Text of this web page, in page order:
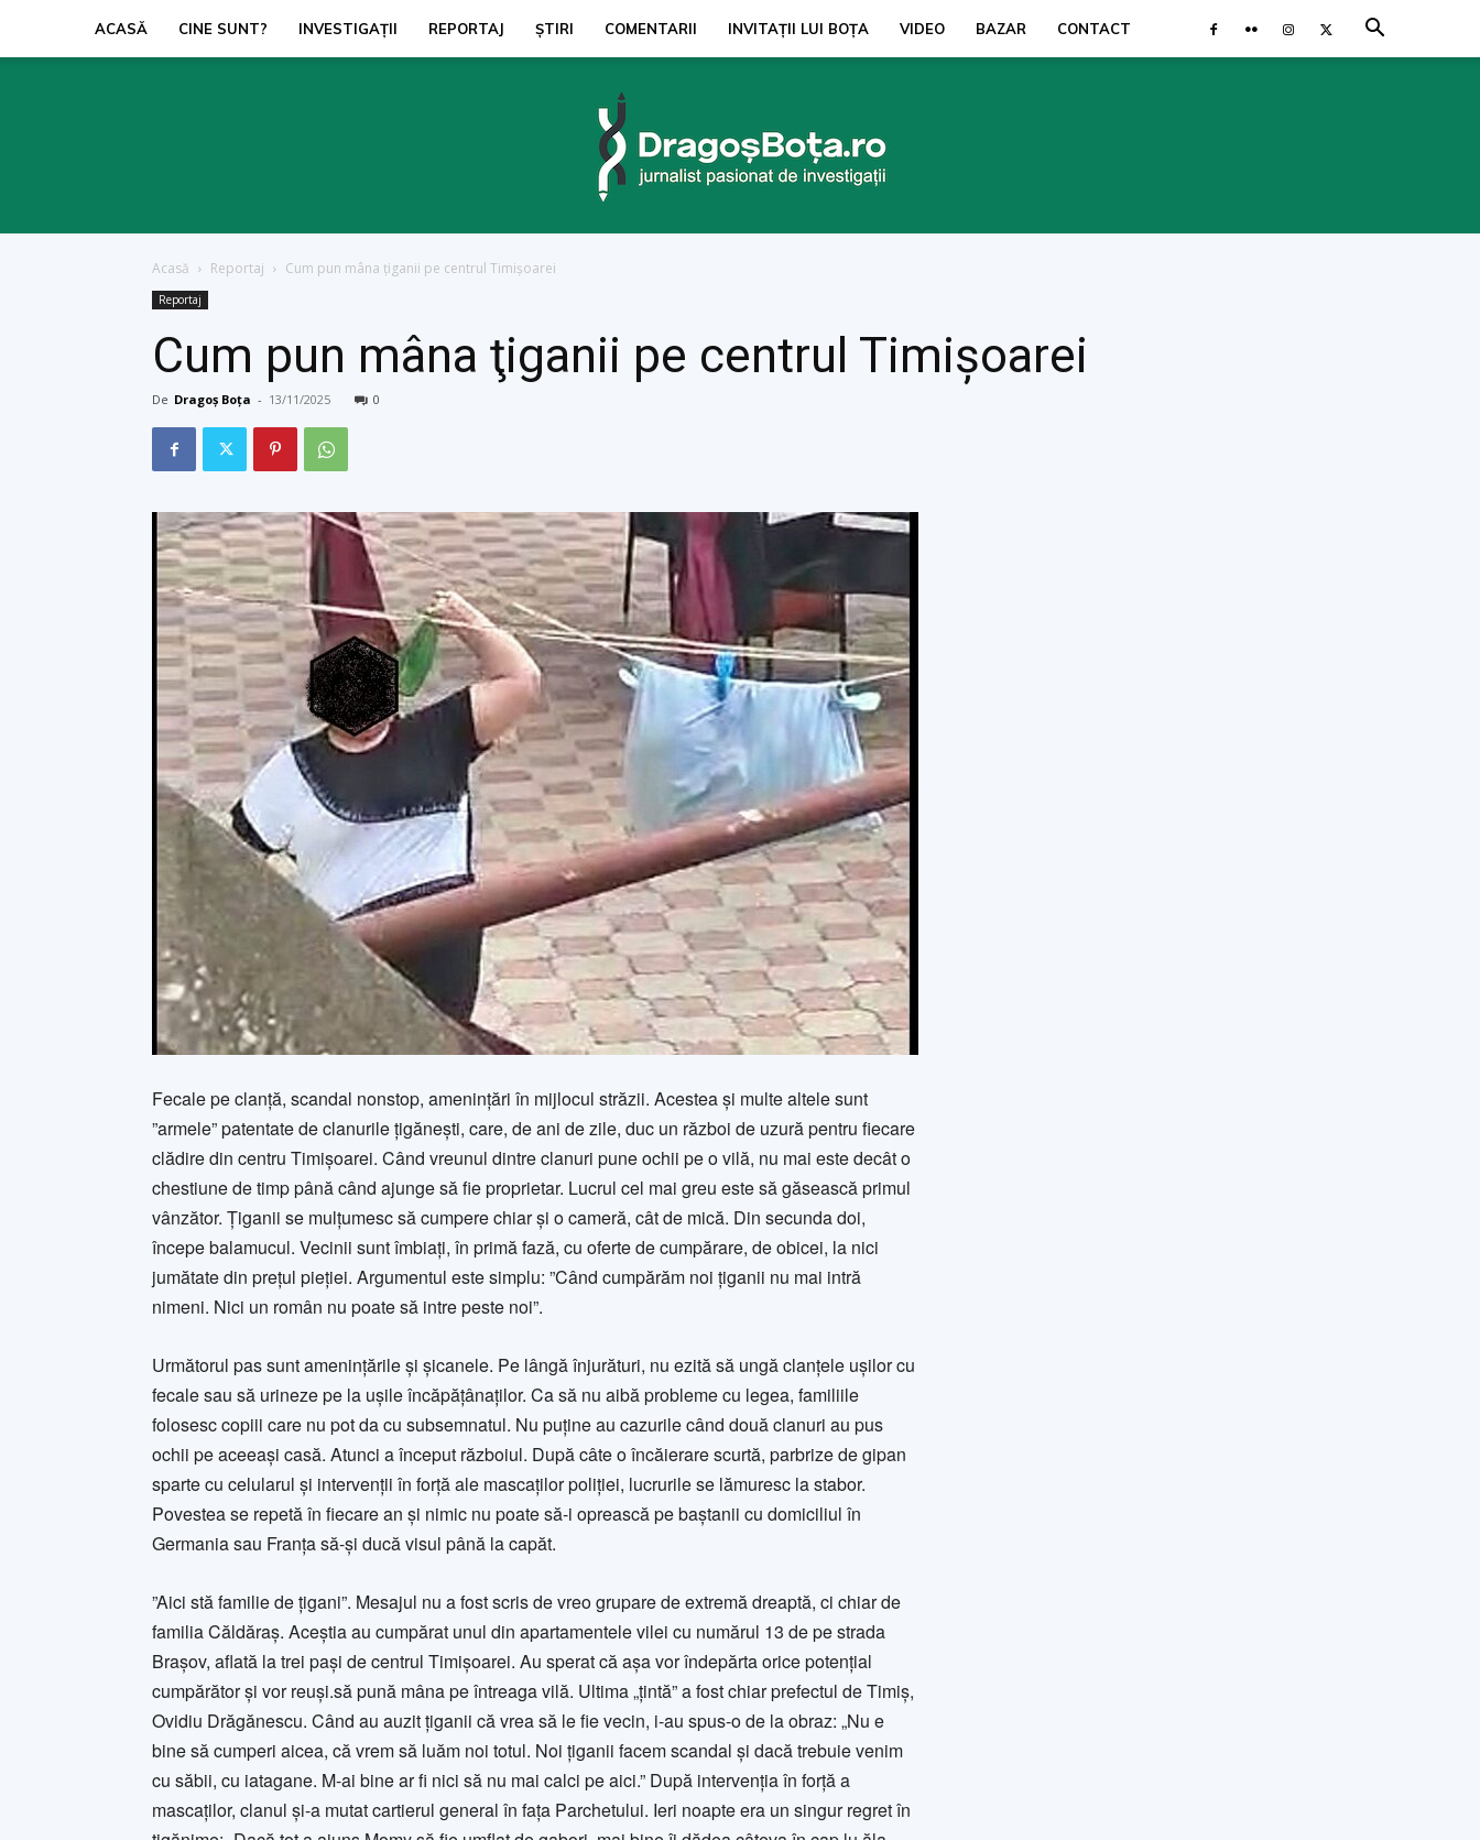
ACASĂ CINE SUNT? INVESTIGAŢII REPORTAJ ŞTIRI COMENTARII INVITAȚII LUI BOŢA VIDEO BAZAR CONTACT
Acasă Reportaj Cum pun mâna ţiganii pe centrul Timişoarei
Reportaj
Cum pun mâna ţiganii pe centrul Timişoarei
De Dragoș Boța - 13/11/2025 0
Fecale pe clanță, scandal nonstop, amenințări în mijlocul străzii. Acestea și multe altele sunt
”armele” patentate de clanurile țigănești, care, de ani de zile, duc un război de uzură pentru fiecare
clădire din centru Timișoarei. Când vreunul dintre clanuri pune ochii pe o vilă, nu mai este decât o
chestiune de timp până când ajunge să fie proprietar. Lucrul cel mai greu este să găsească primul
vânzător. Țiganii se mulțumesc să cumpere chiar și o cameră, cât de mică. Din secunda doi,
începe balamucul. Vecinii sunt îmbiați, în primă fază, cu oferte de cumpărare, de obicei, la nici
jumătate din prețul pieției. Argumentul este simplu: ”Când cumpărăm noi țiganii nu mai intră
nimeni. Nici un român nu poate să intre peste noi”.
Următorul pas sunt amenințările și șicanele. Pe lângă înjurături, nu ezită să ungă clanțele ușilor cu
fecale sau să urineze pe la ușile încăpățânaților. Ca să nu aibă probleme cu legea, familiile
folosesc copiii care nu pot da cu subsemnatul. Nu puține au cazurile când două clanuri au pus
ochii pe aceeași casă. Atunci a început războiul. După câte o încăierare scurtă, parbrize de gipan
sparte cu celularul și intervenții în forță ale mascaților poliției, lucrurile se lămuresc la stabor.
Povestea se repetă în fiecare an și nimic nu poate să-i oprească pe baștanii cu domiciliul în
Germania sau Franța să-și ducă visul până la capăt.
”Aici stă familie de țigani”. Mesajul nu a fost scris de vreo grupare de extremă dreaptă, ci chiar de
familia Căldăraş. Aceştia au cumpărat unul din apartamentele vilei cu numărul 13 de pe strada
Braşov, aflată la trei paşi de centrul Timişoarei. Au sperat că aşa vor îndepărta orice potenţial
cumpărător şi vor reuşi.să pună mâna pe întreaga vilă. Ultima „ţintă” a fost chiar prefectul de Timiş,
Ovidiu Drăgănescu. Când au auzit ţiganii că vrea să le fie vecin, i-au spus-o de la obraz: „Nu e
bine să cumperi aicea, că vrem să luăm noi totul. Noi ţiganii facem scandal şi dacă tre­buie venim
cu săbii, cu iatagane. M-ai bine ar fi nici să nu mai calci pe aici.” După intervenţia în forţă a
mascaţilor, clanul şi-a mutat cartierul general în faţa Parchetului. Ieri noapte era un singur regret în